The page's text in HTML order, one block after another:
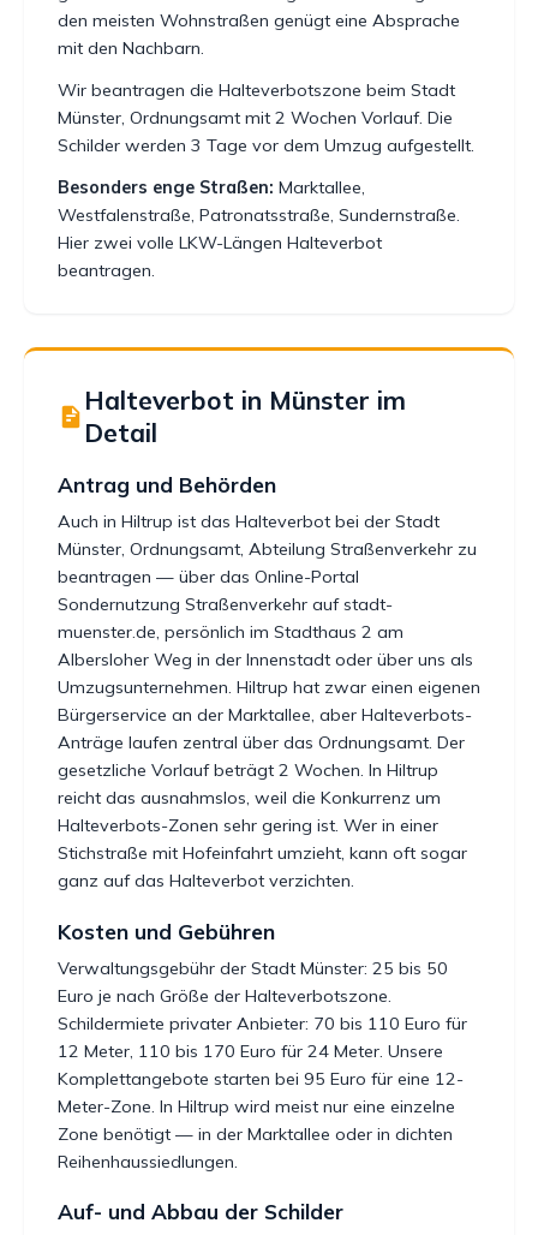
den meisten Wohnstraßen genügt eine Absprache
mit den Nachbarn.
Wir beantragen die Halteverbotszone beim Stadt
Münster, Ordnungsamt mit 2 Wochen Vorlauf. Die
Schilder werden 3 Tage vor dem Umzug aufgestellt.
Besonders enge Straßen: Marktallee,
Westfalenstraße, Patronatsstraße, Sundernstraße.
Hier zwei volle LKW-Längen Halteverbot
beantragen.
Halteverbot in Münster im
Detail
Antrag und Behörden
Auch in Hiltrup ist das Halteverbot bei der Stadt
Münster, Ordnungsamt, Abteilung Straßenverkehr zu
beantragen — über das Online-Portal
Sondernutzung Straßenverkehr auf stadt-
muenster.de, persönlich im Stadthaus 2 am
Albersloher Weg in der Innenstadt oder über uns als
Umzugsunternehmen. Hiltrup hat zwar einen eigenen
Bürgerservice an der Marktallee, aber Halteverbots-
Anträge laufen zentral über das Ordnungsamt. Der
gesetzliche Vorlauf beträgt 2 Wochen. In Hiltrup
reicht das ausnahmslos, weil die Konkurrenz um
Halteverbots-Zonen sehr gering ist. Wer in einer
Stichstraße mit Hofeinfahrt umzieht, kann oft sogar
ganz auf das Halteverbot verzichten.
Kosten und Gebühren
Verwaltungsgebühr der Stadt Münster: 25 bis 50
Euro je nach Größe der Halteverbotszone.
Schildermiete privater Anbieter: 70 bis 110 Euro für
12 Meter, 110 bis 170 Euro für 24 Meter. Unsere
Komplettangebote starten bei 95 Euro für eine 12-
Meter-Zone. In Hiltrup wird meist nur eine einzelne
Zone benötigt — in der Marktallee oder in dichten
Reihenhaussiedlungen.
Auf- und Abbau der Schilder